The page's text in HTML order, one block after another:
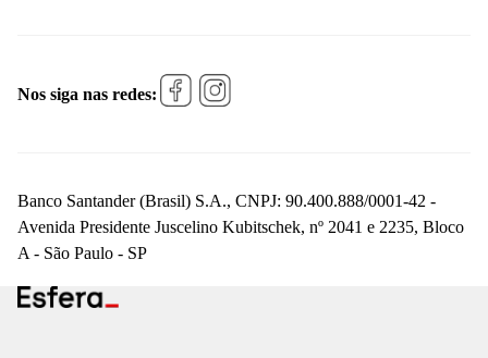
Nos siga nas redes:
Banco Santander (Brasil) S.A., CNPJ: 90.400.888/0001-42 -
Avenida Presidente Juscelino Kubitschek, nº 2041 e 2235, Bloco
A - São Paulo - SP